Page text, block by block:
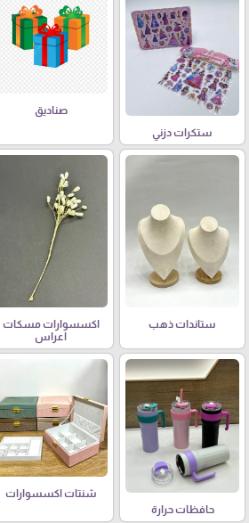
ستكرات دزني
صناديق
ستاندات ذهب
اكسسوارات مسكات
اعراس
حافظات حرارة
شنتات اكسسوارات